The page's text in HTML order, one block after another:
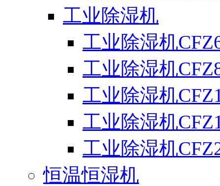
工业除湿机
工业除湿机
工业除湿机
工业除湿机
工业除湿机
工业除湿机
恒温恒湿机